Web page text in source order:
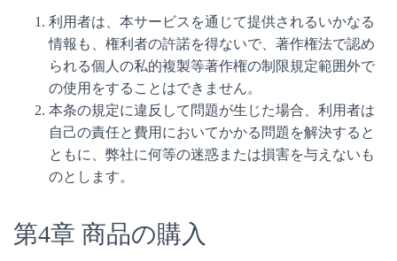
利用者は、本サービスを通じて提供されるいかなる
情報も、権利者の許諾を得ないで、著作権法で認め
られる個人の私的複製等著作権の制限規定範囲外で
の使用をすることはできません。
本条の規定に違反して問題が生じた場合、利用者は
自己の責任と費用においてかかる問題を解決すると
ともに、弊社に何等の迷惑または損害を与えないも
のとします。
第4章 商品の購入